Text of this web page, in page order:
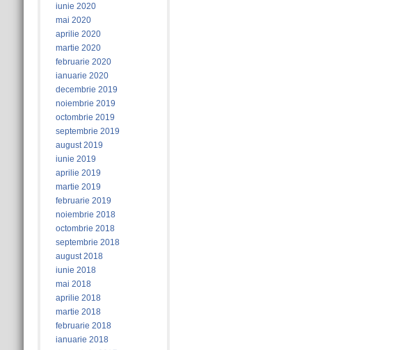
iunie 2020
mai 2020
aprilie 2020
martie 2020
februarie 2020
ianuarie 2020
decembrie 2019
noiembrie 2019
octombrie 2019
septembrie 2019
august 2019
iunie 2019
aprilie 2019
martie 2019
februarie 2019
noiembrie 2018
octombrie 2018
septembrie 2018
august 2018
iunie 2018
mai 2018
aprilie 2018
martie 2018
februarie 2018
ianuarie 2018